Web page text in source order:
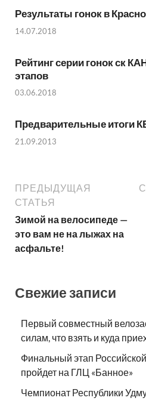
Результаты гонок в
14.07.2018
Рейтинг серии гонок ск
этапов
03.06.2018
Предварительные итоги
21.09.2013
ПРЕДЫДУЩАЯ
СТАТЬЯ
Зимой на велосипеде —
это вам не на лыжах на
асфальте!
Свежие записи
Первый совместный
силам, что взять и куда
Финальный этап
пройдет на ГЛЦ «Банное»
Чемпионат Республики